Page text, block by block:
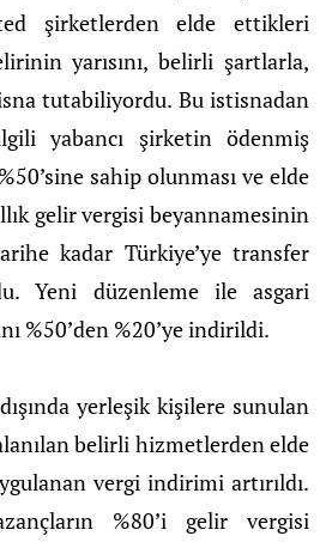
şirketlerden elde ettikleri
yarısını, belirli şartlarla,
tutabiliyordu. Bu istisnadan
yabancı şirketin ödenmiş
sahip olunması ve elde
gelir vergisi beyannamesinin
kadar Türkiye’ye transfer
Yeni düzenleme ile asgari
%50’den %20’ye indirildi.
yerleşik kişilere sunulan
belirli hizmetlerden elde
vergi indirimi artırıldı.
%80’i gelir vergisi